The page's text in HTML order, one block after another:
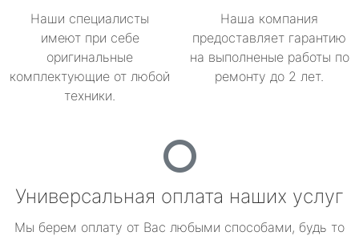
Наши специалисты
имеют при себе
оригинальные
комплектующие от любой
техники.
Наша компания
предоставляет гарантию
на выполненые работы по
ремонту до 2 лет.
Универсальная оплата наших услуг
Мы берем оплату от Вас любыми способами, будь то